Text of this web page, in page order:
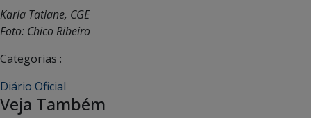
Karla Tatiane, CGE
Foto: Chico Ribeiro
Categorias :
Diário Oficial
Veja Também